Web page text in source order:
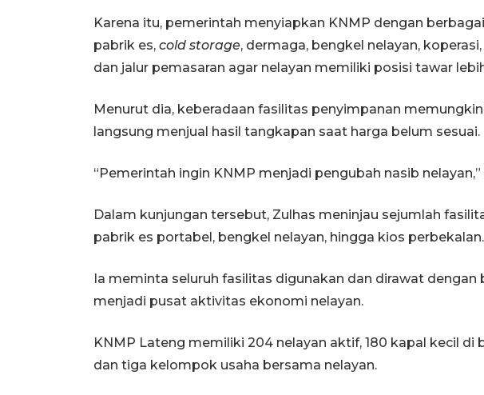
Karena itu, pemerintah menyiapkan KNMP dengan
pabrik es, cold storage, dermaga, bengkel nelayan,
dan jalur pemasaran agar nelayan memiliki posisi tawar
Menurut dia, keberadaan fasilitas penyimpanan
langsung menjual hasil tangkapan saat harga belum sesuai.
“Pemerintah ingin KNMP menjadi pengubah nasib nelayan,”
Dalam kunjungan tersebut, Zulhas meninjau sejumlah
pabrik es portabel, bengkel nelayan, hingga kios perbekalan.
Ia meminta seluruh fasilitas digunakan dan dirawat dengan
menjadi pusat aktivitas ekonomi nelayan.
KNMP Lateng memiliki 204 nelayan aktif, 180 kapal kecil di
dan tiga kelompok usaha bersama nelayan.